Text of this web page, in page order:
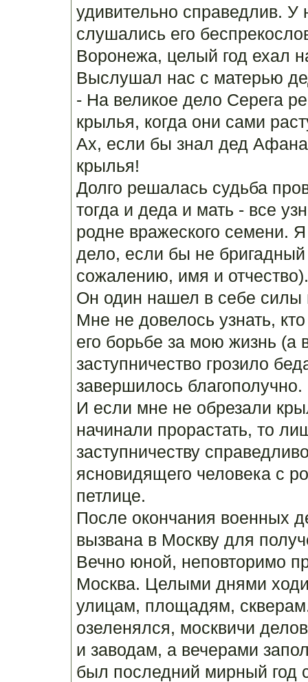
удивительно справедлив. У
слушались его
Воронежа, целый год ехал
Выслушал нас с матерью
- На великое дело Серега
крылья, когда они сами
Ах, если бы знал дед
крылья!
Долго решалась судьба
тогда и деда и мать - все
родне вражеского семени.
дело, если бы не
сожалению, имя и отчество).
Он один нашел в себе силы
Мне не довелось узнать,
его борьбе за мою жизнь (а
заступничество грозило
завершилось благополучно.
И если мне не обрезали
начинали прорастать, то
заступничеству
ясновидящего человека с
петлице.
После окончания военных
вызвана в Москву для
Вечно юной, неповторимо
Москва. Целыми днями
улицам, площадям,
озеленялся, москвичи
и заводам, а вечерами
был последний мирный год